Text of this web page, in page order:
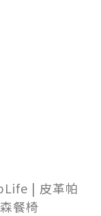
| 皮革帕
森餐椅